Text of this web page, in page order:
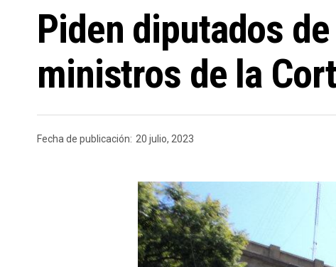
Piden diputados
ministros de la
Fecha de publicación: 20 julio, 2023